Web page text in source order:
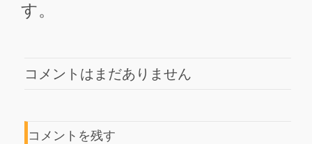
す。
コメントはまだありません
コメントを残す